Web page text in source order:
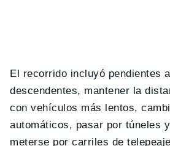
El recorrido incluyó pendientes
descendentes, mantener la
con vehículos más lentos,
automáticos, pasar por túneles
meterse por carriles de